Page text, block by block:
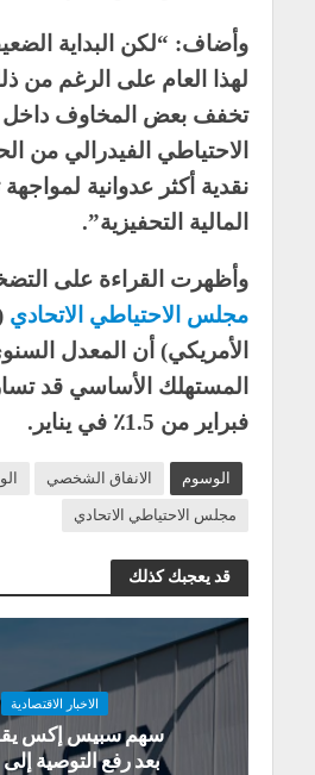
وأضاف: “لكن البداية
لهذا العام على الرغم من
تخفف بعض المخاوف
الاحتياطي الفيدرالي من
نقدية أكثر عدوانية
المالية التحفيزية”.
وأظهرت القراءة على
مجلس الاحتياطي الاتحادي
الأمريكي) أن المعدل
فبراير من 1.5٪ في يناير.
الوسوم الانفاق الشخصي
مجلس الاحتياطي الاتحادي
قد يعجبك كذلك
الاخبار الاقتصادية
بعد رفع التوصية